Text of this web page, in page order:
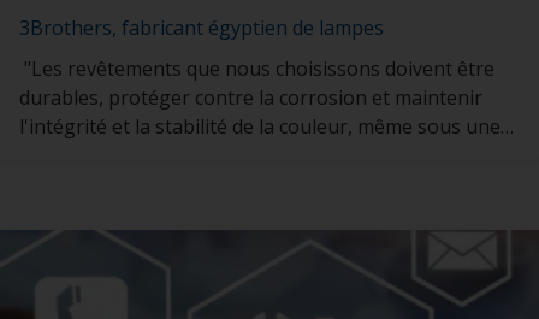
3Brothers, fabricant égyptien de lampes
"Les revêtements que nous choisissons doivent être
durables, protéger contre la corrosion et maintenir
l'intégrité et la stabilité de la couleur, même sous une